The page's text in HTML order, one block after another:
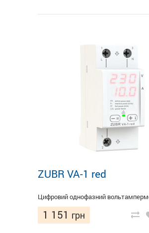
ZUBR VA-1 red
Цифровий однофазний
1 151 грн